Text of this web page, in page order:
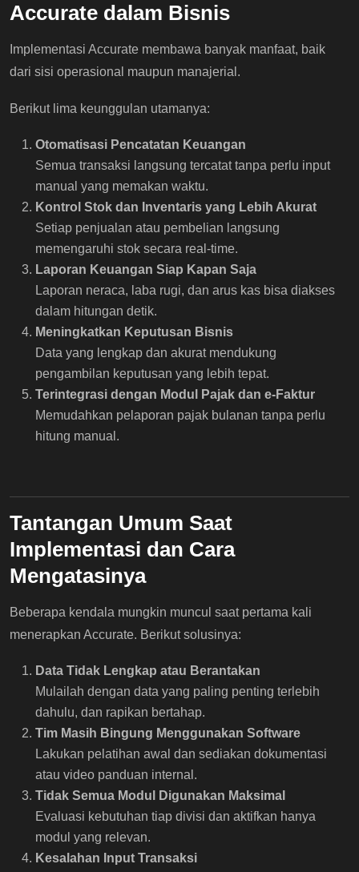
Accurate dalam Bisnis
Implementasi Accurate membawa banyak manfaat, baik
dari sisi operasional maupun manajerial.
Berikut lima keunggulan utamanya:
Otomatisasi Pencatatan Keuangan
Semua transaksi langsung tercatat tanpa perlu input
manual yang memakan waktu.
Kontrol Stok dan Inventaris yang Lebih Akurat
Setiap penjualan atau pembelian langsung
memengaruhi stok secara real-time.
Laporan Keuangan Siap Kapan Saja
Laporan neraca, laba rugi, dan arus kas bisa diakses
dalam hitungan detik.
Meningkatkan Keputusan Bisnis
Data yang lengkap dan akurat mendukung
pengambilan keputusan yang lebih tepat.
Terintegrasi dengan Modul Pajak dan e-Faktur
Memudahkan pelaporan pajak bulanan tanpa perlu
hitung manual.
Tantangan Umum Saat
Implementasi dan Cara
Mengatasinya
Beberapa kendala mungkin muncul saat pertama kali
menerapkan Accurate. Berikut solusinya:
Data Tidak Lengkap atau Berantakan
Mulailah dengan data yang paling penting terlebih
dahulu, dan rapikan bertahap.
Tim Masih Bingung Menggunakan Software
Lakukan pelatihan awal dan sediakan dokumentasi
atau video panduan internal.
Tidak Semua Modul Digunakan Maksimal
Evaluasi kebutuhan tiap divisi dan aktifkan hanya
modul yang relevan.
Kesalahan Input Transaksi